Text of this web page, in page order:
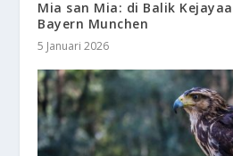
Mia san Mia: di Balik
Bayern Munchen
5 Januari 2026